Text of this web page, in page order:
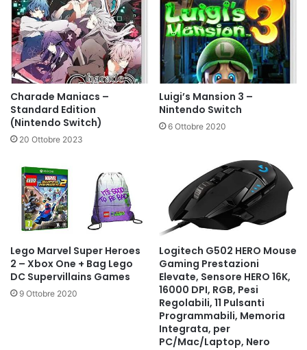
Charade Maniacs –
Standard Edition
(Nintendo Switch)
20 Ottobre 2023
Luigi’s Mansion 3 –
Nintendo Switch
6 Ottobre 2020
Lego Marvel Super Heroes
2 – Xbox One + Bag Lego
DC Supervillains Games
9 Ottobre 2020
Logitech G502 HERO Mouse
Gaming Prestazioni
Elevate, Sensore HERO 16K,
16000 DPI, RGB, Pesi
Regolabili, 11 Pulsanti
Programmabili, Memoria
Integrata, per
PC/Mac/Laptop, Nero